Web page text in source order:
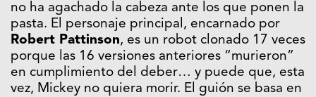
no ha agachado la cabeza ante los que ponen la
pasta. El personaje principal, encarnado por
Robert Pattinson, es un robot clonado 17 veces
porque las 16 versiones anteriores “murieron”
en cumplimiento del deber… y puede que, esta
vez, Mickey no quiera morir. El guión se basa en